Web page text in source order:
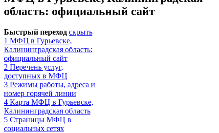
область: официальный сайт
Быстрый переход скрыть
1 МФЦ в Гурьевске,
Калининградская область:
официальный сайт
2 Перечень услуг,
доступных в МФЦ
3 Режимы работы, адреса и
номер горячей линии
4 Карта МФЦ в Гурьевске,
Калининградская область
5 Страницы МФЦ в
социальных сетях